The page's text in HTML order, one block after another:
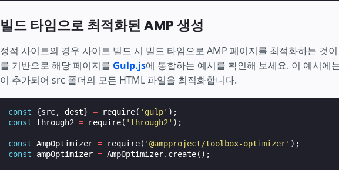
빌드 타임으로 최적화된 AMP 생성
정적 사이트의 경우 사이트 빌드 시 빌드 타임으로 AMP 페이지를 최적화하는 것
를 기반으로 해당 페이지를 Gulp.js에 통합하는 예시를 확인해 보세요. 이 예시에
이 추가되어 src 폴더의 모든 HTML 파일을 최적화합니다.
const {src, dest} = require( 'gulp' );
const through2 = require( 'through2' );
const AmpOptimizer = require( '@ampproject/toolbox-optimizer' );
const
ampOptimizer = AmpOptimizer. create();